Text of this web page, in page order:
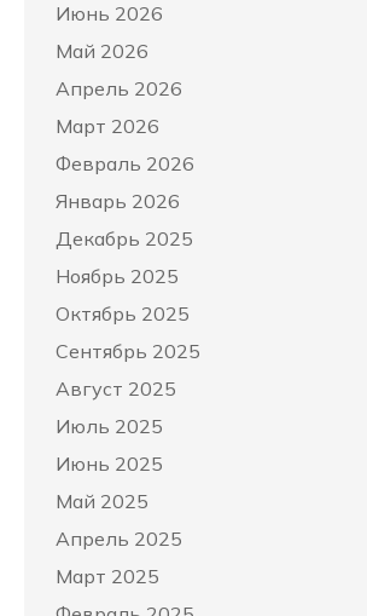
Июнь 2026
Май 2026
Апрель 2026
Март 2026
Февраль 2026
Январь 2026
Декабрь 2025
Ноябрь 2025
Октябрь 2025
Сентябрь 2025
Август 2025
Июль 2025
Июнь 2025
Май 2025
Апрель 2025
Март 2025